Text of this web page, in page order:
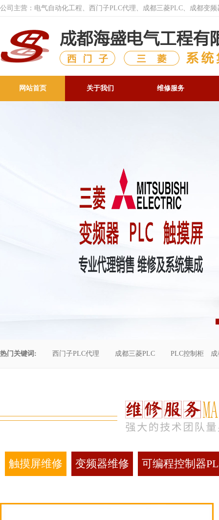
公司主营：电气自动化工程、西门子PLC代理、成都三菱PLC、成都变
网站首页 关于我们 维修服务
热门关键词: 西门子PLC代理 成都三菱PLC PLC控制柜
触摸屏维修 变频器维修 可编程控制器